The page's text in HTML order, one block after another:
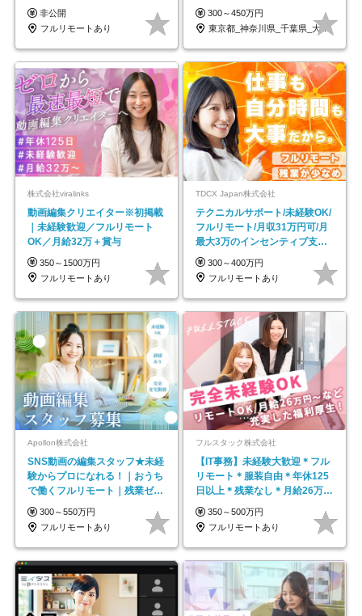
帰／全国募集・業務委託
非公開
フルリモートあり
OK/ZE010232
300～450万円
東京都_神奈川県_千葉県_大阪府_愛知県…
株式会社viralinks
動画編集クリエイター※初掲載
｜未経験歓迎／フルリモート
OK／月給32万＋賞与
350～1500万円
フルリモートあり
TDCX Japan株式会社
テクニカルサポート/未経験OK/
フルリモート/月収31万円可/月
最大3万のインセンティブ支給/
平均年齢33歳
300～400万円
フルリモートあり
Apollon株式会社
SNS動画の編集スタッフ★未経
験からプロになれる！｜おうち
で働くフルリモート｜残業ゼロ
で18時退勤◎
300～550万円
フルリモートあり
フルスタック株式会社
【IT事務】未経験大歓迎＊フル
リモート＊服装自由＊年休125
日以上＊残業なし＊月給26万円
以上
350～500万円
フルリモートあり